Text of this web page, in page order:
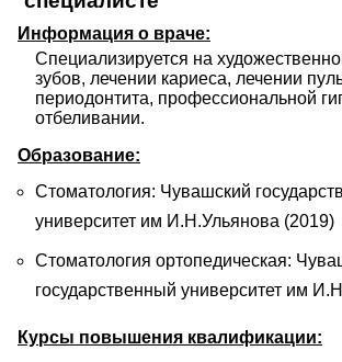
Информация о враче:
Специализируется на
зубов, лечении кариеса, лечении
периодонтита, профессиональной
отбеливании.
Образование:
Стоматология: Чувашский
университет им И.Н.Ульянова (2019)
Стоматология ортопедическая:
государственный университет им
Курсы повышения квалификации: